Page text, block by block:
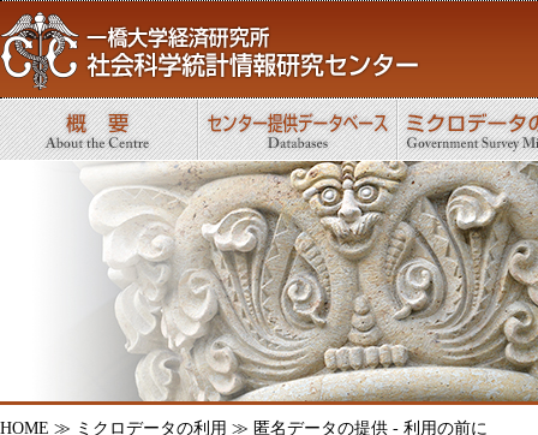
HOME ≫ ミクロデータの利用 ≫ 匿名データの提供 - 利用の前に